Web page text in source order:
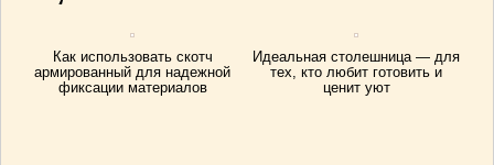
Как использовать скотч
армированный для надежной
фиксации материалов
Идеальная столешница — для
тех, кто любит готовить и
ценит уют